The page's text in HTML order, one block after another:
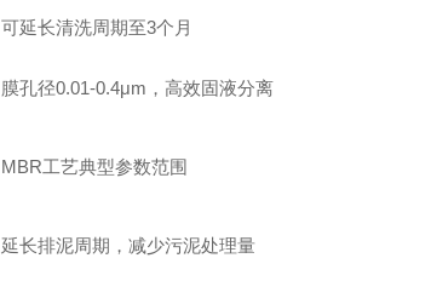
可延长清洗周期至3个月
膜孔径0.01-0.4μm，高效固液分离
MBR工艺典型参数范围
延长排泥周期，减少污泥处理量